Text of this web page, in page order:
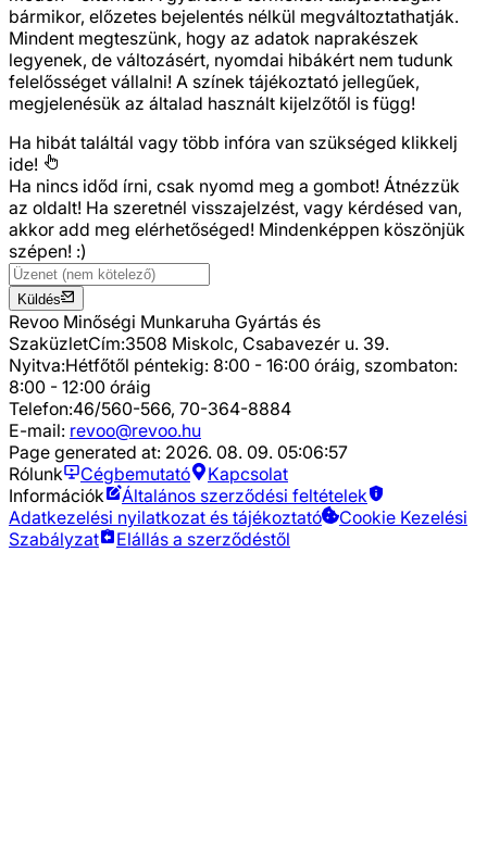
bármikor, előzetes bejelentés nélkül megváltoztathatják.
Mindent megteszünk, hogy az adatok naprakészek
legyenek, de változásért, nyomdai hibákért nem tudunk
felelősséget vállalni! A színek tájékoztató jellegűek,
megjelenésük az általad használt kijelzőtől is függ!
Ha hibát találtál vagy több infóra van szükséged klikkelj
ide!
Ha nincs időd írni, csak nyomd meg a gombot! Átnézzük
az oldalt! Ha szeretnél visszajelzést, vagy kérdésed van,
akkor add meg elérhetőséged! Mindenképpen köszönjük
szépen! :)
Küldés
Revoo Minőségi Munkaruha Gyártás és
SzaküzletCím:3508 Miskolc, Csabavezér u. 39.
Nyitva:Hétfőtől péntekig: 8:00 - 16:00 óráig, szombaton:
8:00 - 12:00 óráig
Telefon:46/560-566, 70-364-8884
E-mail: revoo@revoo.hu
Page generated at: 2026. 08. 09. 05:06:57
Rólunk
Cégbemutató
Kapcsolat
Információk
Általános szerződési feltételek
Adatkezelési nyilatkozat és tájékoztató
Cookie Kezelési
Szabályzat
Elállás a szerződéstől